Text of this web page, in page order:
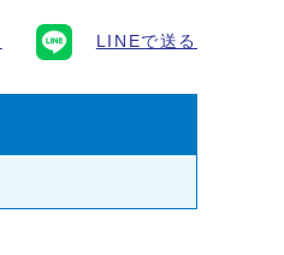
LINEで送る